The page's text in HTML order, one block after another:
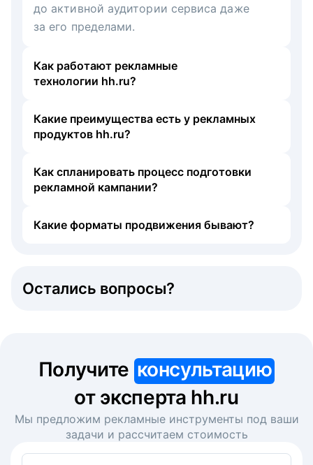
до активной аудитории сервиса даже
за его пределами.
Как работают рекламные
технологии hh.ru?
Какие преимущества есть у рекламных
продуктов hh.ru?
Как спланировать процесс подготовки
рекламной кампании?
Какие форматы продвижения бывают?
Остались вопросы?
Получите консультацию
от эксперта hh.ru
Мы предложим рекламные инструменты под ваши
задачи и рассчитаем стоимость